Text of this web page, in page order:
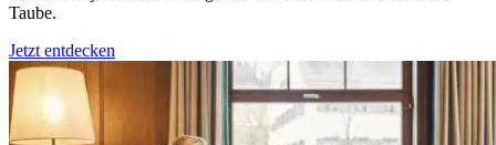
Taube.
Jetzt entdecken